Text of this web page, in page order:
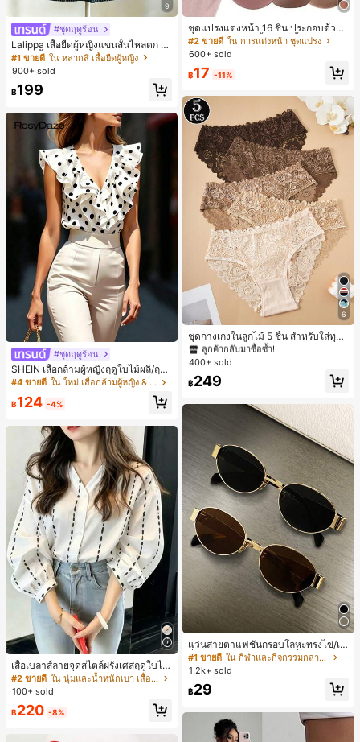
9
#ชุดฤดูร้อน
Lalippa เสื้อยืดผู้หญิงแขนสั้นไหล่ตก ค
อวีปกเสื้อ ลายพิมพ์ดิจิทัลลายทาง สไตล์
สปอร์ตแฟชั่นมินิมอล ของขวัญสำหรับเ
พื่อน
#1 ขายดี ใน หลากสี เสื้อยืดผู้หญิง
900+ sold
฿199
#ชุดฤดูร้อน
SHEIN เสื้อกล้ามผู้หญิงฤดูใบไม้ผลิ/ฤดูร้
อน ใหม่ สไตล์มินิมอลลำลองหรูหรา สีบ
ล็อก ลายจุด คอวี แพตช์เวิร์ก ชายระบา
ย แขนกุด ทรงเข้ารูป อเนกประสงค์, เสื้อ
หญิง, เสื้อเที่ยวพักผ่อนผู้หญิง
#4 ขายดี ใน ใหม่ เสื้อกล้ามผู้หญิง & Camis
฿124 -4%
เสื้อเบลาส์ลายจุดสไตล์ฝรั่งเศสฤดูใบไม้
ร่วง, ทรงเข้ารูป, แขนยาวคอวี, สไตล์ให
ม่ฤดูใบไม้ผลิ, ป้องกันแสงแดด, ใส่ไป
#2 ขายดี
ใน นุ่มและน้ำหนักเบา เสื้อสตรี เสื้อเบลาส์ & Tee
100+ sold
฿220 -8%
ชุดแปรงแต่งหน้า 16 ชิ้น ประกอบด้วยแ
ปรงแต่งหน้า 13 ชิ้น, ฟองน้ำแต่งหน้ารู
ปหยดน้ำ 1 ชิ้น, แปรงแป้งรองพื้นกลม 1
1 ชิ้น - ชุดคลาสสิก ทำจากขนสังเคราะ
หญิงและเด็กผู้หญิง เหมาะสำหรับฤดูใบ
ไม้ร่วงและฤดูหนาว
#2 ขายดี ใน การแต่งหน้า ชุดแปรง
600+ sold
฿17 -11%
6
ชุดกางเกงในลูกไม้ 5 ชิ้น สำหรับใส่ทุกวั
น
#1 ขายดี
ลูกค้ากลับมาซื้อซ้ำ!
#1 ขายดี
ลูกค้ากลับมาซื้อซ้ำ!
#1 ขายดี
ลูกค้ากลับมาซื้อซ้ำ!
#1 ขายดี
400+ sold
฿249
แว่นสายตาแฟชั่นกรอบโลหะทรงไข่/เห
ลี่ยมสำหรับผู้หญิง (กรอบครึ่ง), เหมาะ
สำหรับใส่ในชีวิตประจำวันและกิจกรรม
#1 ขายดี
ใน กีฬาและกิจกรรมกลางแจ้ง
1.2k+ sold
฿29